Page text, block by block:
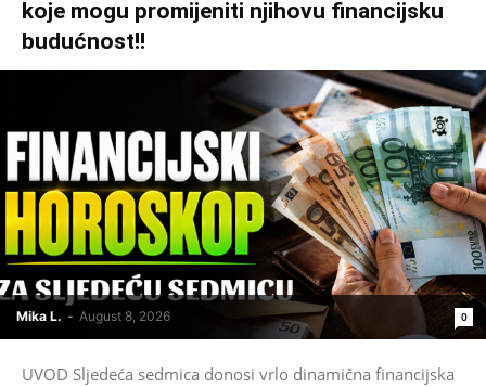
koje mogu promijeniti njihovu financijsku
budućnost!!
Mika L. - August 8, 2026 0
UVOD Sljedeća sedmica donosi vrlo dinamična financijska